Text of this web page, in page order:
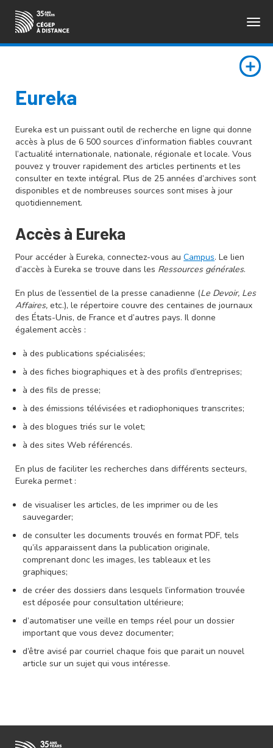
ENGLISH
Eureka
Eureka est un puissant outil de recherche en ligne qui donne
accès à plus de 6 500 sources d’information fiables couvrant
l’actualité internationale, nationale, régionale et locale. Vous
pouvez y trouver rapidement des articles pertinents et les
consulter en texte intégral. Plus de 25 années d’archives sont
disponibles et de nombreuses sources sont mises à jour
quotidiennement.
Accès à Eureka
Pour accéder à Eureka, connectez-vous auCampus. Le lien
d’accès à Eureka se trouve dans les Ressources générales.
En plus de l’essentiel de la presse canadienne (Le Devoir, Les
Affaires, etc.), le répertoire couvre des centaines de journaux
des États-Unis, de France et d’autres pays. Il donne
également accès :
à des publications spécialisées;
à des fiches biographiques et à des profils d’entreprises;
à des fils de presse;
à des émissions télévisées et radiophoniques transcrites;
à des blogues triés sur le volet;
à des sites Web référencés.
En plus de faciliter les recherches dans différents secteurs,
Eureka permet :
de visualiser les articles, de les imprimer ou de les
sauvegarder;
de consulter les documents trouvés en format PDF, tels
qu’ils apparaissent dans la publication originale,
comprenant donc les images, les tableaux et les
graphiques;
de créer des dossiers dans lesquels l’information trouvée
est déposée pour consultation ultérieure;
d’automatiser une veille en temps réel pour un dossier
important que vous devez documenter;
d’être avisé par courriel chaque fois que parait un nouvel
article sur un sujet qui vous intéresse.